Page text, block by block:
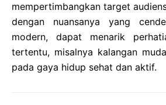
mempertimbangkan target
dengan nuansanya yang
modern, dapat menarik
tertentu, misalnya kalangan
pada gaya hidup sehat dan aktif.